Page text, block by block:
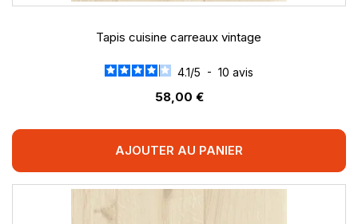
Tapis cuisine carreaux vintage
4.1/5 - 10 avis
58,00 €
AJOUTER AU PANIER